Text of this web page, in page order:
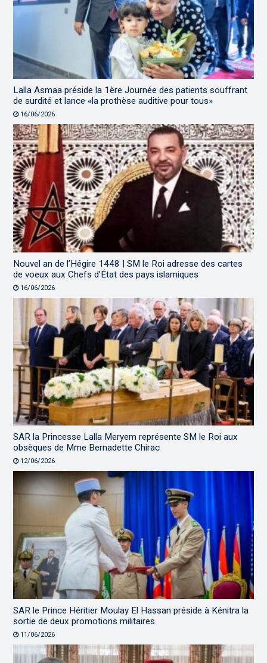
Lalla Asmaa préside la 1ère Journée des patients souffrant
de surdité et lance «la prothèse auditive pour tous»
16/06/2026
Nouvel an de l’Hégire 1448 | SM le Roi adresse des cartes
de voeux aux Chefs d’État des pays islamiques
16/06/2026
SAR la Princesse Lalla Meryem représente SM le Roi aux
obsèques de Mme Bernadette Chirac
12/06/2026
SAR le Prince Héritier Moulay El Hassan préside à Kénitra la
sortie de deux promotions militaires
11/06/2026